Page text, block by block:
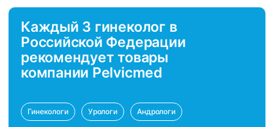
Каждый 3 гинеколог в
Российской Федерации
рекомендует товары
компании Pelvicmed
Гинекологи Урологи Андрологи